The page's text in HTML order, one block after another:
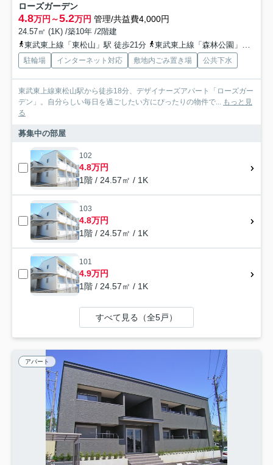
ローズガーデン
4.8万円～5.2万円 管理/共益費4,000円
24.57㎡ (1K) /築10年 /2階建
東武東上線「東松山」駅 徒歩21分
東武東上線「森林公園」駅 徒歩37分
駐輪場 インターネット対応 敷地内ごみ置き場 公共下水
東武東上線東松山駅から徒歩18分、デザイナーズアパート「ローズガー
デン」。自分らしい毎日を過ごしたい方にぴったりの物件で...
もっと見
る
募集中の部屋
102
4.8万円
1階 / 24.57㎡ / 1K
103
4.8万円
1階 / 24.57㎡ / 1K
101
4.9万円
1階 / 24.57㎡ / 1K
すべて見る（全5戸）
アパート